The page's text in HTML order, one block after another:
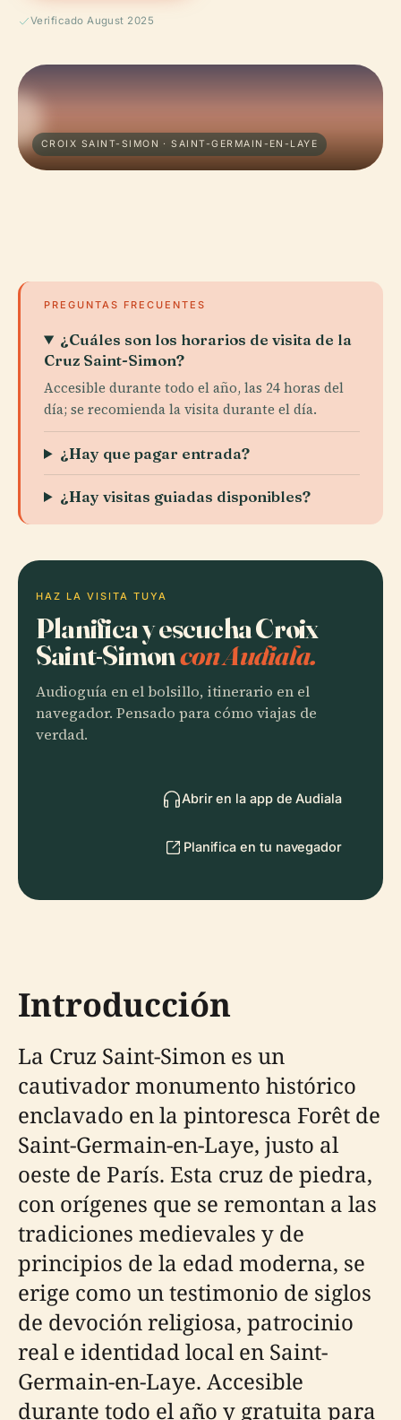
Verificado August 2025
CROIX SAINT-SIMON · SAINT-GERMAIN-EN-LAYE
PREGUNTAS FRECUENTES
¿Cuáles son los horarios de visita de la
Cruz Saint-Simon?
Accesible durante todo el año, las 24 horas del
día; se recomienda la visita durante el día.
¿Hay que pagar entrada?
¿Hay visitas guiadas disponibles?
HAZ LA VISITA TUYA
Planifica y escucha Croix
Saint-Simoncon Audiala.
Audioguía en el bolsillo, itinerario en el
navegador. Pensado para cómo viajas de
verdad.
Abrir en la app de Audiala
Planifica en tu navegador
Introducción
La Cruz Saint-Simon es un
cautivador monumento histórico
enclavado en la pintoresca Forêt de
Saint-Germain-en-Laye, justo al
oeste de París. Esta cruz de piedra,
con orígenes que se remontan a las
tradiciones medievales y de
principios de la edad moderna, se
erige como un testimonio de siglos
de devoción religiosa, patrocinio
real e identidad local en Saint-
Germain-en-Laye. Accesible
durante todo el año y gratuita para